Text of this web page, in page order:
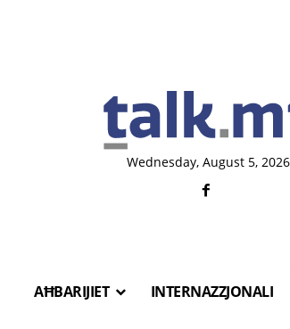
Wednesday, August 5, 2026
AĦBARIJIET INTERNAZZJONALI